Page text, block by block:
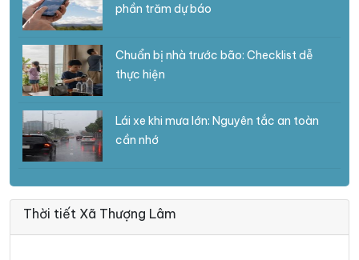
phần trăm dự báo
Chuẩn bị nhà trước bão: Checklist dễ
thực hiện
Lái xe khi mưa lớn: Nguyên tắc an toàn
cần nhớ
Thời tiết Xã Thượng Lâm